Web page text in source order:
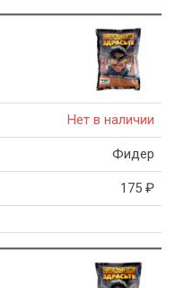
Нет в наличии
Фидер
175 ₽